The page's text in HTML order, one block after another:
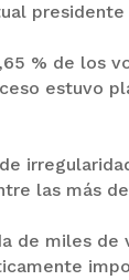
% de los
estuvo
las más
de miles